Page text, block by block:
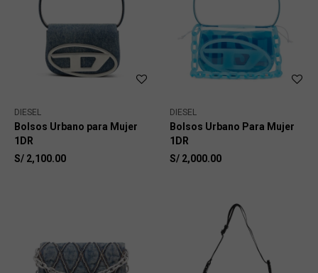
DIESEL
Bolsos Urbano para Mujer
1DR
S/ 2,100.00
DIESEL
Bolsos Urbano Para Mujer
1DR
S/ 2,000.00